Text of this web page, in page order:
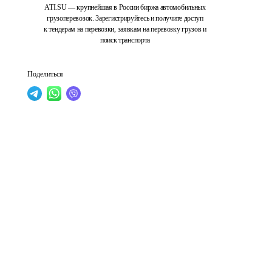
ATI.SU — крупнейшая в России биржа автомобильных
грузоперевозок. Зарегистрируйтесь и получите доступ
к тендерам на перевозки, заявкам на перевозку грузов и
поиск транспорта
Поделиться